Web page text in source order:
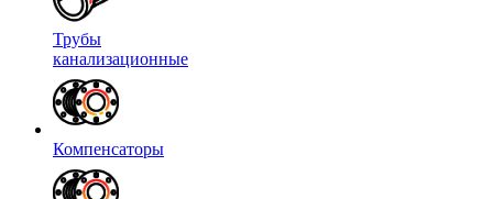
Трубы
канализационные
Компенсаторы